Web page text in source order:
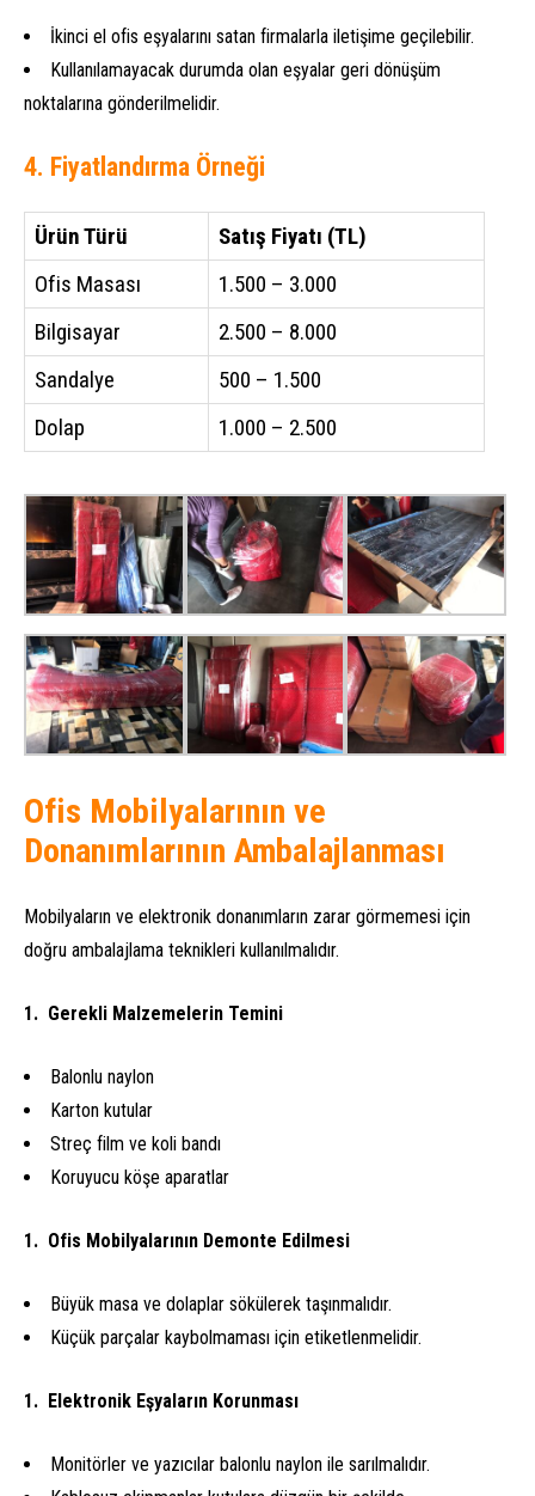
İkinci el ofis eşyalarını satan firmalarla iletişime geçilebilir.
Kullanılamayacak durumda olan eşyalar geri dönüşüm
noktalarına gönderilmelidir.
4. Fiyatlandırma Örneği
Ürün Türü
Satış Fiyatı (TL)
Ofis Masası
1.500 – 3.000
Bilgisayar
2.500 – 8.000
Sandalye
500 – 1.500
Dolap
1.000 – 2.500
Ofis Mobilyalarının ve
Donanımlarının Ambalajlanması
Mobilyaların ve elektronik donanımların zarar görmemesi için
doğru ambalajlama teknikleri kullanılmalıdır.
Gerekli Malzemelerin Temini
Balonlu naylon
Karton kutular
Streç film ve koli bandı
Koruyucu köşe aparatlar
Ofis Mobilyalarının Demonte Edilmesi
Büyük masa ve dolaplar sökülerek taşınmalıdır.
Küçük parçalar kaybolmaması için etiketlenmelidir.
Elektronik Eşyaların Korunması
Monitörler ve yazıcılar balonlu naylon ile sarılmalıdır.